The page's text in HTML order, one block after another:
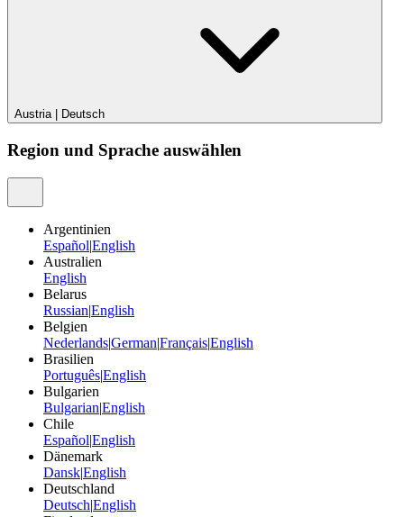
Austria| Deutsch
Region und Sprache auswählen
Argentinien
Español|English
Australien
English
Belarus
Russian|English
Belgien
Nederlands|German|Français|English
Brasilien
Português|English
Bulgarien
Bulgarian|English
Chile
Español|English
Dänemark
Dansk|English
Deutschland
Deutsch|English